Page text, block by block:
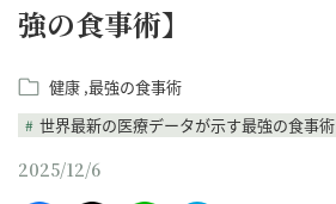
強の食事術】
健康 最強の食事術
世界最新の医療データが示す最強の食事術
2025/12/6